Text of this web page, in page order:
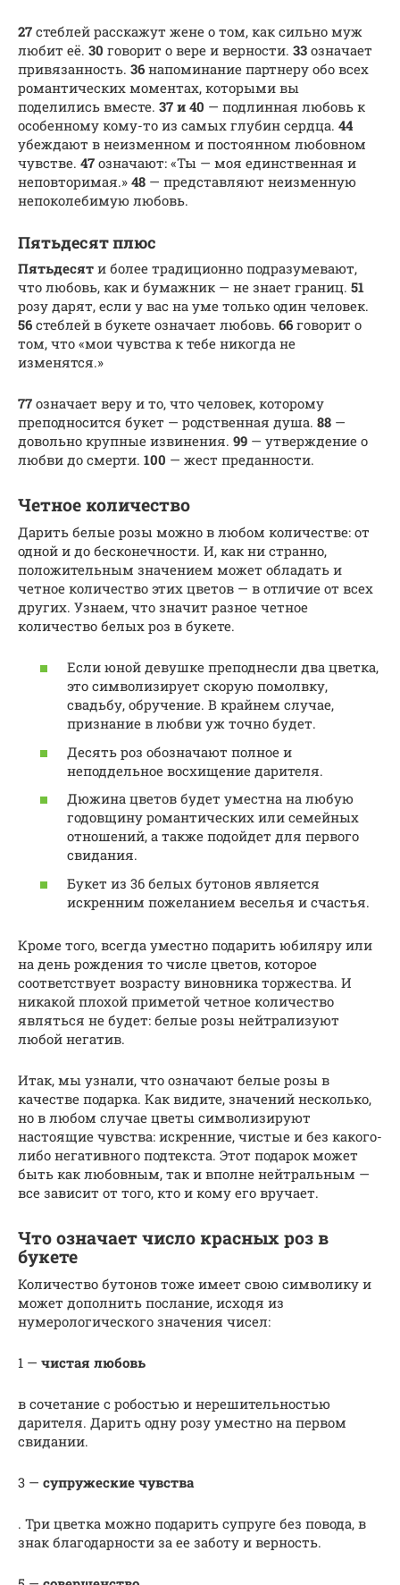
27 стеблей расскажут жене о том, как сильно муж
любит её. 30 говорит о вере и верности. 33 означает
привязанность. 36 напоминание партнеру обо всех
романтических моментах, которыми вы
поделились вместе. 37 и 40 — подлинная любовь к
особенному кому-то из самых глубин сердца. 44
убеждают в неизменном и постоянном любовном
чувстве. 47 означают: «Ты — моя единственная и
неповторимая.» 48 — представляют неизменную
непоколебимую любовь.
Пятьдесят плюс
Пятьдесят и более традиционно подразумевают,
что любовь, как и бумажник — не знает границ. 51
розу дарят, если у вас на уме только один человек.
56 стеблей в букете означает любовь. 66 говорит о
том, что «мои чувства к тебе никогда не
изменятся.»
77 означает веру и то, что человек, которому
преподносится букет — родственная душа. 88 —
довольно крупные извинения. 99 — утверждение о
любви до смерти. 100 — жест преданности.
Четное количество
Дарить белые розы можно в любом количестве: от
одной и до бесконечности. И, как ни странно,
положительным значением может обладать и
четное количество этих цветов — в отличие от всех
других. Узнаем, что значит разное четное
количество белых роз в букете.
Если юной девушке преподнесли два цветка,
это символизирует скорую помолвку,
свадьбу, обручение. В крайнем случае,
признание в любви уж точно будет.
Десять роз обозначают полное и
неподдельное восхищение дарителя.
Дюжина цветов будет уместна на любую
годовщину романтических или семейных
отношений, а также подойдет для первого
свидания.
Букет из 36 белых бутонов является
искренним пожеланием веселья и счастья.
Кроме того, всегда уместно подарить юбиляру или
на день рождения то числе цветов, которое
соответствует возрасту виновника торжества. И
никакой плохой приметой четное количество
являться не будет: белые розы нейтрализуют
любой негатив.
Итак, мы узнали, что означают белые розы в
качестве подарка. Как видите, значений несколько,
но в любом случае цветы символизируют
настоящие чувства: искренние, чистые и без какого-
либо негативного подтекста. Этот подарок может
быть как любовным, так и вполне нейтральным —
все зависит от того, кто и кому его вручает.
Что означает число красных роз в
букете
Количество бутонов тоже имеет свою символику и
может дополнить послание, исходя из
нумерологического значения чисел:
1 — чистая любовь
в сочетание с робостью и нерешительностью
дарителя. Дарить одну розу уместно на первом
свидании.
3 — супружеские чувства
. Три цветка можно подарить супруге без повода, в
знак благодарности за ее заботу и верность.